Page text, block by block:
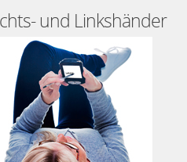
und Linkshänder